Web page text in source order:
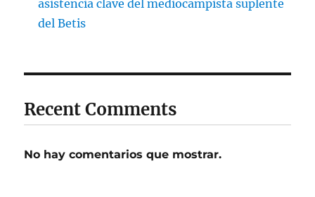
asistencia clave del mediocampista suplente
del Betis
Recent Comments
No hay comentarios que mostrar.